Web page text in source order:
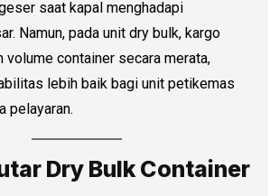
saat kapal menghadapi
Namun, pada unit dry bulk, kargo
volume container secara merata,
lebih baik bagi unit petikemas
pelayaran.
Dry Bulk Container